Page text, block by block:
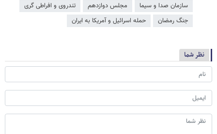
سازمان صدا و سیما مجلس دوازدهم
تندروی و افراطی گری
جنگ رمضان
حمله اسرائیل و آمریکا به ایران
نظر شما